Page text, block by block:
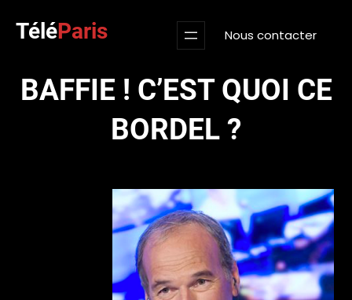
TéléParis Nous contacter
BAFFIE ! C’EST QUOI CE
BORDEL ?